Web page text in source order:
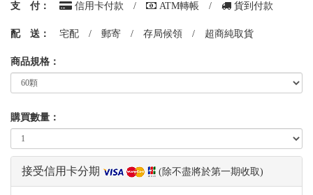
支 付： 信用卡付款 / ATM轉帳 / 貨到付款
配 送： 宅配 / 郵寄 / 存局候領 / 超商純取貨
商品規格：
購買數量：
接受信用卡分期 (除不盡將於第一期收取)